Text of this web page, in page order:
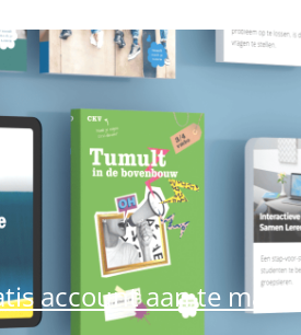
account aan te maken.